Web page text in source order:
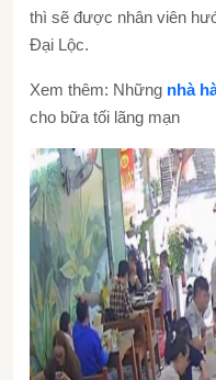
thì sẽ được nhân viên
Đại Lộc.
Xem thêm: Những nhà
cho bữa tối lãng mạn